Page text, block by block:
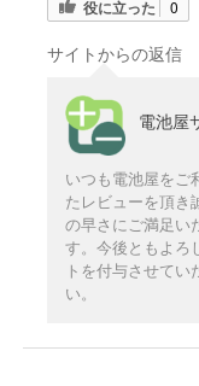
役に立った 0
サイトからの返信
電池屋
いつも電池屋をご
たレビューを頂き
の早さにご満足い
す。今後ともよろ
トを付与させてい
い。